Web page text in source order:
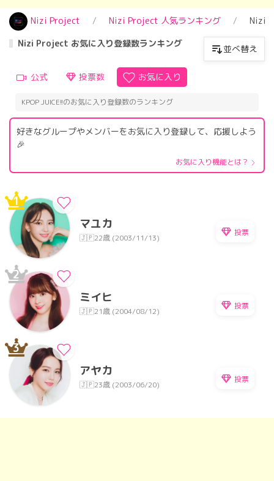
Nizi Project Nizi Project 人気ランキング
Nizi
Nizi Project お気に入り登録数ランキング
並べ替え
公式 投票数 お気に入り
KPOP JUICE!!のお気に入り登録数のランキング
好きなグループやメンバーをお気に入り登録して、応援しよう
🎉
お気に入り機能とは？
1
マユカ
🇯🇵22歳 (2003/11/13)
投票
2
ミイヒ
🇯🇵21歳 (2004/08/12)
投票
3
アヤカ
🇯🇵23歳 (2003/06/20)
投票